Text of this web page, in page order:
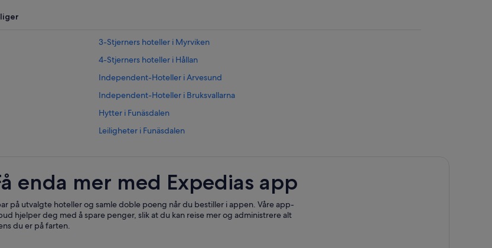
3-Stjerners hoteller i Myrviken
4-Stjerners hoteller i Hållan
Independent-Hoteller i Arvesund
Independent-Hoteller i Bruksvallarna
Hytter i Funäsdalen
Leiligheter i Funäsdalen
Independent-Hoteller i Månsåsen
Hoteller i Sandbäcken
Hoteller med wi-fi i Sveg
enda mer med Expedias app
på utvalgte hoteller og samle doble poeng når du bestiller i appen. Våre app-
hjelper deg med å spare penger, slik at du kan reise mer og administrere alt
du er på farten.